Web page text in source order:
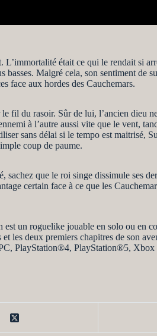
était ce qui le rendait si
Malgré cela, son sentiment de
face aux hordes des Cauchemars.
fil du rasoir. Sûr de lui, l’ancien dieu
à l’autre aussi vite que le vent,
sans délai si le tempo est maitrisé,
coup de paume.
sachez que le roi singe dissimule ses
certain face à ce que les
un roguelike jouable en solo ou en
les deux premiers chapitres de son
PlayStation®4, PlayStation®5,